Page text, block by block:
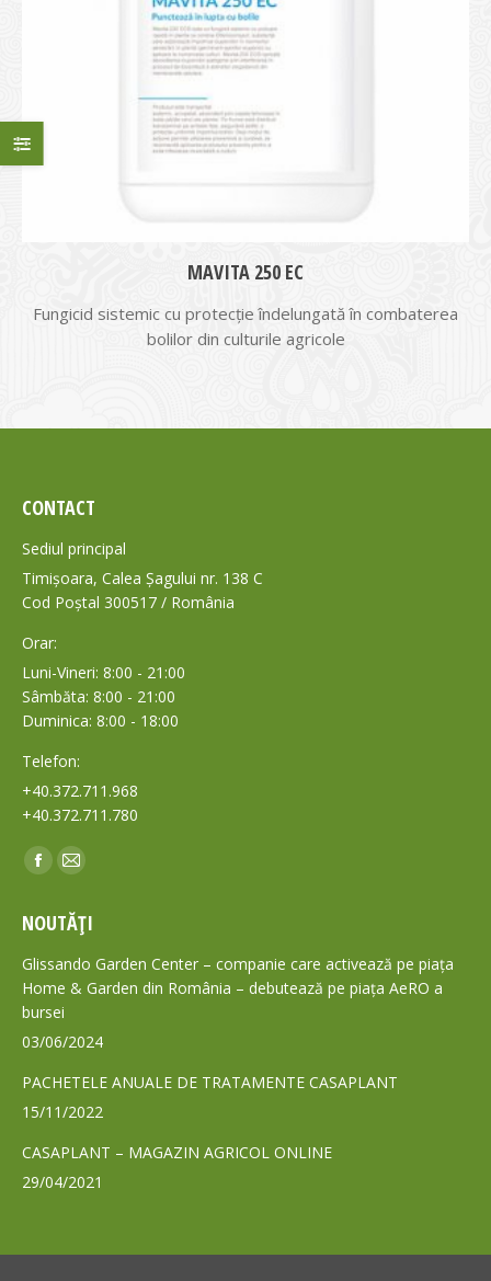
MAVITA 250 EC
Fungicid sistemic cu protecție îndelungată în combaterea
bolilor din culturile agricole
CONTACT
Sediul principal
Timișoara, Calea Șagului nr. 138 C
Cod Poștal 300517 / România
Orar:
Luni-Vineri: 8:00 - 21:00
Sâmbăta: 8:00 - 21:00
Duminica: 8:00 - 18:00
Telefon:
+40.372.711.968
+40.372.711.780
Find us on:
Facebook
opens
in
new
window
Mail
opens
in
new
NOUTĂȚI
Glissando Garden Center – companie care activează pe piața
Home & Garden din România – debutează pe piața AeRO a
bursei
03/06/2024
PACHETELE ANUALE DE TRATAMENTE CASAPLANT
15/11/2022
CASAPLANT – MAGAZIN AGRICOL ONLINE
29/04/2021